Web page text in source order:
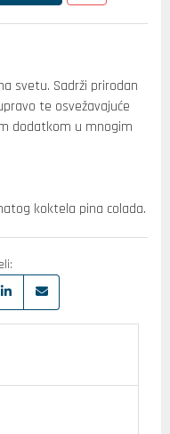
svetu. Sadrži prirodan
te osvežavajuće
dodatkom u mnogim
koktela pina colada.